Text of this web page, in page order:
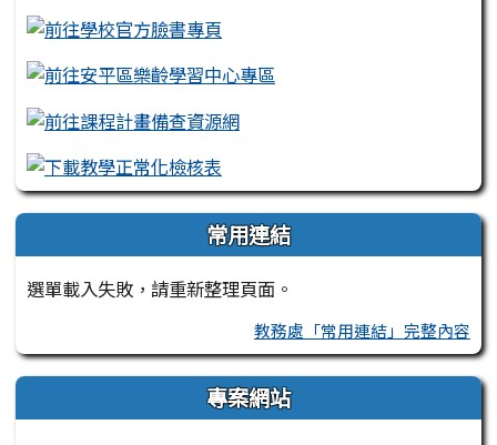
常用連結
選單載入失敗，請重新整理頁面。
教務處「常用連結」完整內容
專案網站